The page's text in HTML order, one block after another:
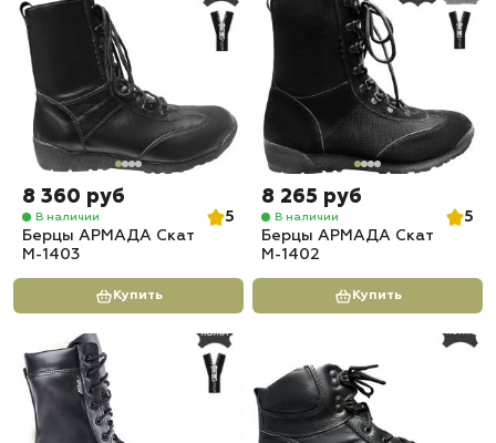
8 360 руб
В наличии
5
Берцы АРМАДА Скат
М-1403
Купить
8 265 руб
В наличии
5
Берцы АРМАДА Скат
М-1402
Купить